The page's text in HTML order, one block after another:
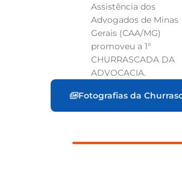
Assistência dos
Advogados de Minas
Gerais (CAA/MG)
promoveu a 1°
CHURRASCADA DA
ADVOCACIA.
Fotografias da